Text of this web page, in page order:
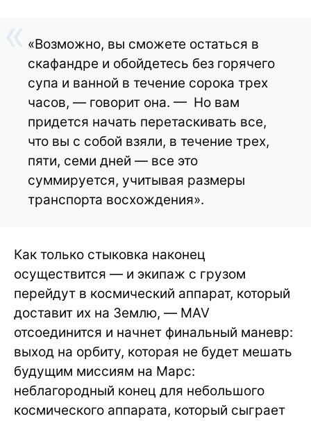
«Возможно, вы сможете остаться в
скафандре и обойдетесь без горячего
супа и ванной в течение сорока трех
часов, — говорит она. — Но вам
придется начать перетаскивать все,
что вы с собой взяли, в течение трех,
пяти, семи дней — все это
суммируется, учитывая размеры
транспорта восхождения».
Как только стыковка наконец
осуществится — и экипаж с грузом
перейдут в космический аппарат, который
доставит их на Землю, — MAV
отсоединится и начнет финальный маневр:
выход на орбиту, которая не будет мешать
будущим миссиям на Марс:
неблагородный конец для небольшого
космического аппарата, который сыграет